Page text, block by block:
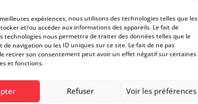
expériences, nous utilisons des technologies telles que les
et/ou accéder aux informations des appareils. Le fait de
technologies nous permettra de traiter des données telles que le
de navigation ou les ID uniques sur ce site. Le fait de ne pas
retirer son consentement peut avoir un effet négatif sur certaines
et fonctions.
Refuser Voir les préférences
?